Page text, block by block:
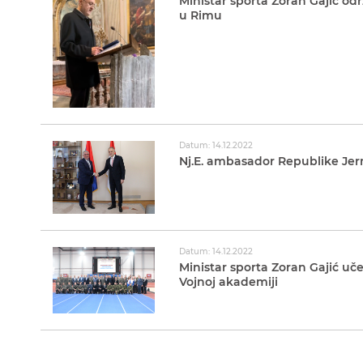
u Rimu
Datum: 14.12.2022
Nj.E. ambasador Republike
Datum: 14.12.2022
Ministar sporta Zoran Gajić
Vojnoj akademiji